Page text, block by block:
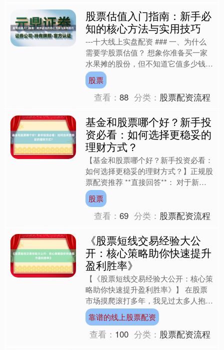
股票估值入门指南：新手必
知的核心方法与实用技巧
---十大线上实盘配资 ### 一、为什么
需要学股票估值？ 想象你准备买一家
水果摊的股份，但不知道它值多少钱
——这就像投资股票时不估值的风险。
股票估值的本质是回....
股票
查看：88 分类： 股票配资流程
基金和股票哪个好？新手投
资必看：如何选择更稳妥的
理财方式？
【基金和股票哪个好？新手投资必看：
如何选择更稳妥的理财方式？】正规股
票配资推荐 **直接回答**： 对于新手
投资者，**基金通常比股票更稳妥**。
股票收益潜力大....
股票
查看：69 分类： 股票配资流程
《股票短线交易经验大公
开：核心策略助你快速提升
盈利胜率》
【《股票短线交易经验大公开：核心策
略助你快速提升盈利胜率》】 在股票
市场摸爬滚打多年，我见过太多人抱
着“一夜暴富”的幻想冲进短线交易，结
果被市场“教育”得体无完....
靠谱的线上股票配资
查看： 100 分类： 股票配资流程